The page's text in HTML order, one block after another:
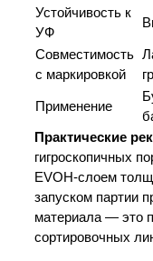
Устойчивость к
УФ
Совместимость
с маркировкой
Применение
Практические
гигроскопичных
EVOH-слоем
запуском партии
материала — это
сортировочных